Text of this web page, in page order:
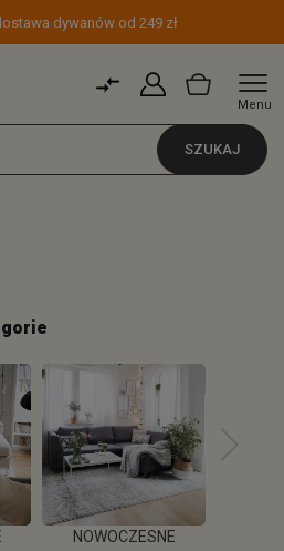
dywanów od 249 zł
Menu
SZUKAJ
NOWOCZESNE